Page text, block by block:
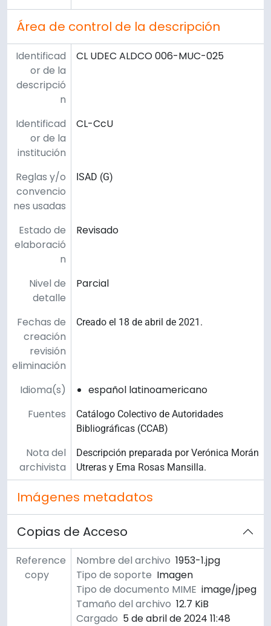
Área de control de la descripción
Identificad
or de la
descripció
n
CL UDEC ALDCO 006-MUC-025
Identificad
or de la
institución
CL-CcU
Reglas y/o
convencio
nes usadas
ISAD (G)
Estado de
elaboració
n
Revisado
Nivel de
detalle
Parcial
Fechas de
creación
revisión
eliminación
Creado el 18 de abril de 2021.
Idioma(s)
español latinoamericano
Fuentes
Catálogo Colectivo de Autoridades
Bibliográficas (CCAB)
Nota del
archivista
Descripción preparada por Verónica Morán
Utreras y Ema Rosas Mansilla.
Imágenes metadatos
Copias de Acceso
Reference
copy
Nombre del archivo 1953-1.jpg
Tipo de soporte Imagen
Tipo de documento MIME image/jpeg
Tamaño del archivo 12.7 KiB
Cargado 5 de abril de 2024 11:48